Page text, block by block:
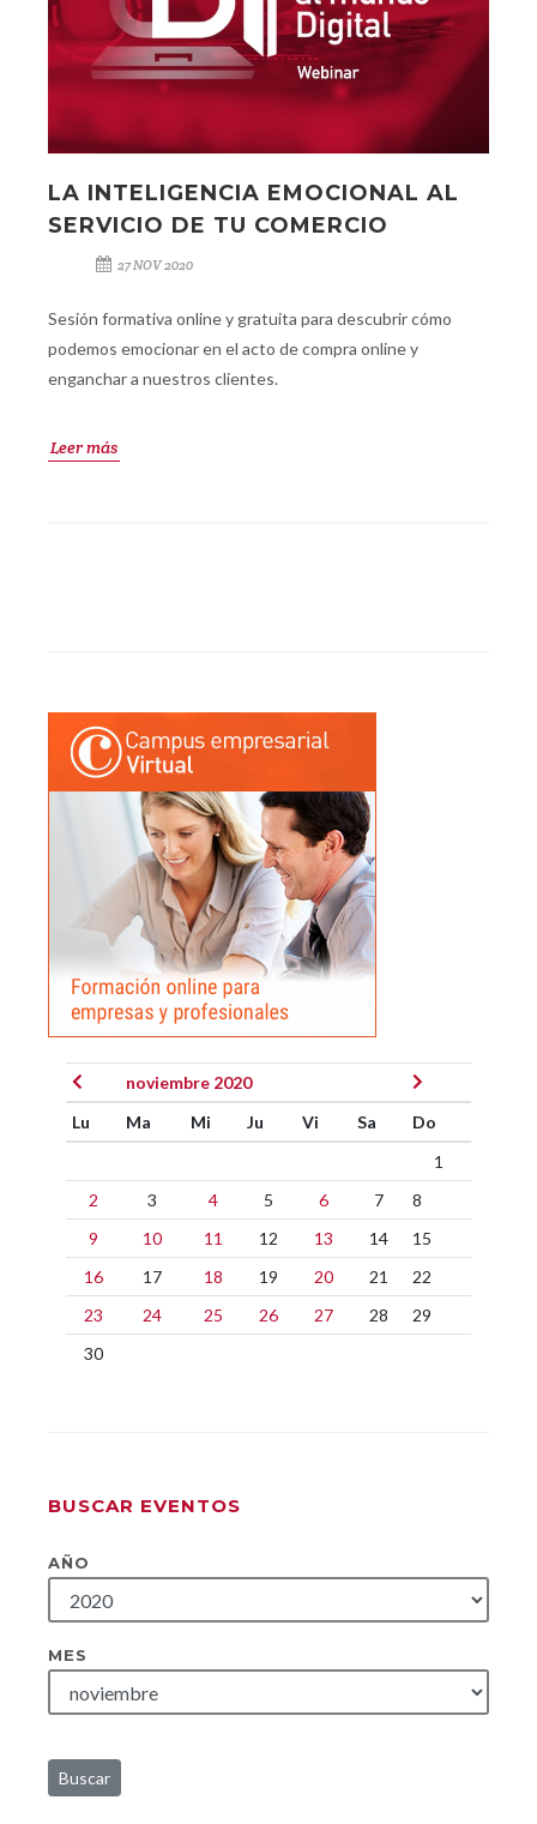
LA INTELIGENCIA EMOCIONAL AL
SERVICIO DE TU COMERCIO
27 NOV 2020
Sesión formativa online y gratuita para descubrir cómo
podemos emocionar en el acto de compra online y
enganchar a nuestros clientes.
Leer más
noviembre 2020
Lu
Ma Mi Ju Vi Sa
Do
1
2
3 4 5 6 7
8
9
10 11 12 13 14
15
16
17 18 19 20 21
22
23
24 25 26 27 28
29
30
BUSCAR EVENTOS
AÑO
MES
Buscar